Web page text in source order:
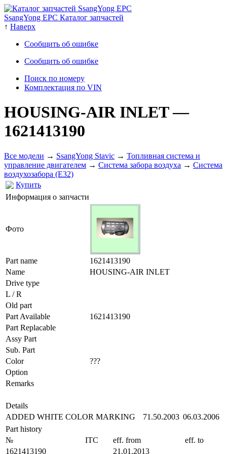
SsangYong EPC Каталог запчастей
↑ Наверх
Сообщить об ошибке
Сообщить об ошибке
Поиск по номеру
Комплектация по VIN
HOUSING-AIR INLET—
1621413190
Все модели → SsangYong Stavic → Топливная система и
управление двигателем → Система забора воздуха → Система
воздухозабора (E32)
Купить
Информация о запчасти
Фото
Part name
1621413190
Name
HOUSING-AIR INLET
Drive type
L / R
Old part
Part Available
1621413190
Part Replacable
Assy Part
Sub. Part
Color
???
Option
Remarks
Details
ADDED WHITE COLOR MARKING
71.50.2003 06.03.2006
Part history
№
ITC eff. from
eff. to
1621413190
21.01.2013